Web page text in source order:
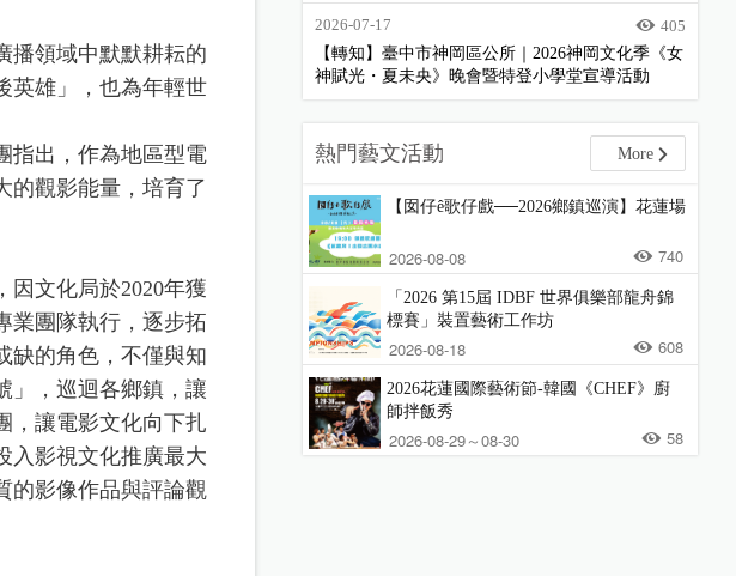
領域中默默耕耘的
英雄」，也為年輕世
出，作為地區型電
的觀影能量，培育了
文化局於2020年獲
業團隊執行，逐步拓
缺的角色，不僅與知
」，巡迴各鄉鎮，讓
，讓電影文化向下扎
入影視文化推廣最大
的影像作品與評論觀
2026-07-17
405
【轉知】臺中市神岡區公所｜2026神岡文化季《女
神賦光・夏未央》晚會暨特登小學堂宣導活動
熱門藝文活動 More
【囡仔ê歌仔戲──2026鄉鎮巡演】花蓮場
2026-08-08 740
「2026 第15屆 IDBF 世界俱樂部龍舟錦
標賽」裝置藝術工作坊
2026-08-18 608
2026花蓮國際藝術節-韓國《CHEF》廚
師拌飯秀
2026-08-29～08-30 58